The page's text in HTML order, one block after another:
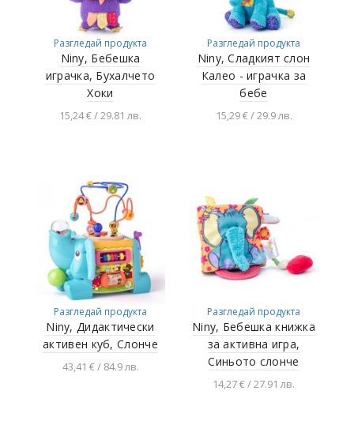
Разгледай продукта
Niny, Бебешка
играчка, Бухалчето
Хоки
15,24 € / 29.81 лв.
Разгледай продукта
Niny, Сладкият слон
Калео - играчка за
бебе
15,29 € / 29.9 лв.
Разгледай продукта
Niny, Дидактически
активен куб, Слонче
43,41 € / 84.9 лв.
Разгледай продукта
Niny, Бебешка книжка
за активна игра,
Синьото слонче
14,27 € / 27.91 лв.